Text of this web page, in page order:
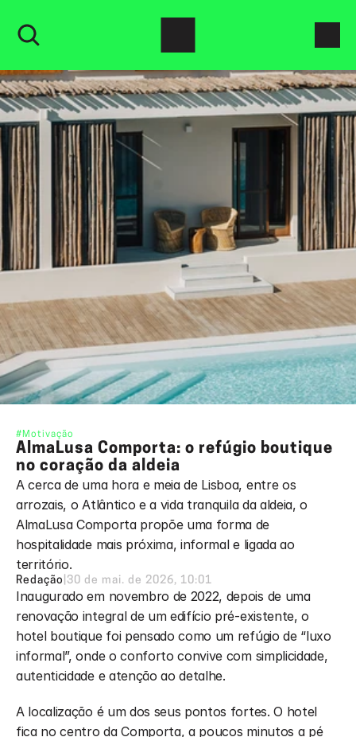
#Motivação
AlmaLusa Comporta: o refúgio boutique
no coração da aldeia
A cerca de uma hora e meia de Lisboa, entre os
arrozais, o Atlântico e a vida tranquila da aldeia, o
AlmaLusa Comporta propõe uma forma de
hospitalidade mais próxima, informal e ligada ao
território.
Redação 30 de mai. de 2026, 10:01
Inaugurado em novembro de 2022, depois de uma
renovação integral de um edifício pré-existente, o
hotel boutique foi pensado como um refúgio de “luxo
informal”, onde o conforto convive com simplicidade,
autenticidade e atenção ao detalhe.
A localização é um dos seus pontos fortes. O hotel
fica no centro da Comporta, a poucos minutos a pé